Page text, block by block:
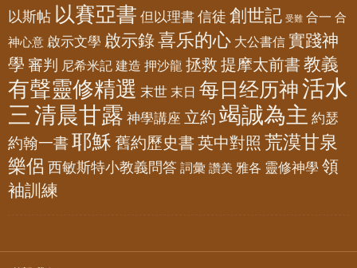
以斯帖 以賽亞書 但以理書 信徒 創世記 受難 合一 合
神心意 啟示文學 啟示錄喜乐的心 大公書信 實踐神
學 審判 尼希米記 建造 押沙龍 拯救 提摩太前書 教義
有聲靈修精選 末世 末日 每日经历神活水
三 清晨甘露 神學講座 立約 竭誠為主 約瑟
約翰一書耶穌 舊約歷史書 英中對照 荒漠甘泉
樂侶 西敏斯特小教義問答 詞彙 讚美 雅各 靈修神學 領
袖訓練